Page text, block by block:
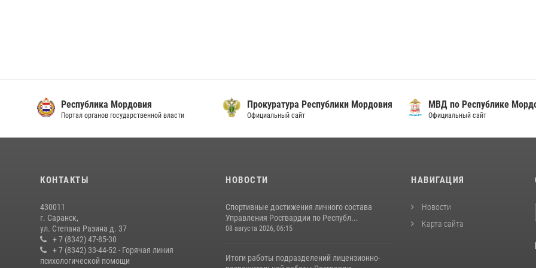
Республика Мордовия
Портал органов государственной власти
Прокуратура Республики Мордовия
Официальный сайт
МВД по Республике
Официальный сайт
КОНТАКТЫ
430011
г. Саранск,
ул. Степана Разина д. 37
+ 7 (8342) 47-85-30
+ 7 (8342) 33-44-52 - Горячая линия
психологической помощи
НОВОСТИ
Спортивные достижения личного состава
Управления Росгвардии по Республ...
08 августа 2026, 06:15
Итоги работы подразделений лицензионно-
НАВИГАЦИЯ
Новости
Карта сайта